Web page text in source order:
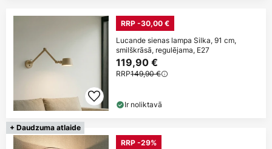
RRP -30,00 €
Lucande sienas lampa Silka, 91 cm,
smilškrāsā, regulējama, E27
119,90 €
RRP149,90 €
Ir noliktavā
+ Daudzuma atlaide
RRP -29%